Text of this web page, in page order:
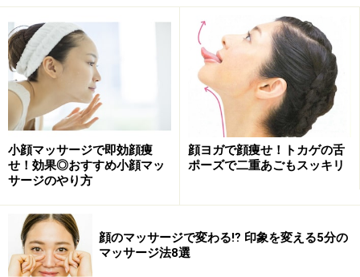
思い切り回すのがコツ
口をすぼめて、ぐるぐると思い切り回します。上は鼻、
伸ばした側のほおが平らになっているかチェック
横は反対のほおが平らになるくらいまで回しましょう。
小顔マッサージで即効顔痩
せ！効果◎おすすめ小顔マッ
サージのやり方
顔ヨガで顔痩せ！トカゲの舌
ポーズで二重あごもスッキリ
顔のマッサージで変わる⁉ 印象を変える5分の
マッサージ法8選